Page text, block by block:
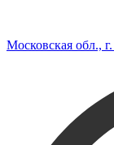
Московская обл.,